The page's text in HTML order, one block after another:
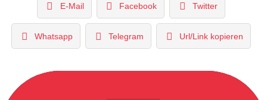
E-Mail Facebook Twitter
Whatsapp Telegram Url/Link kopieren